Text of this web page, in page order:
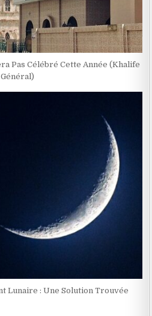
Pas Célébré Cette Année (Khalife
Général)
Lunaire : Une Solution Trouvée